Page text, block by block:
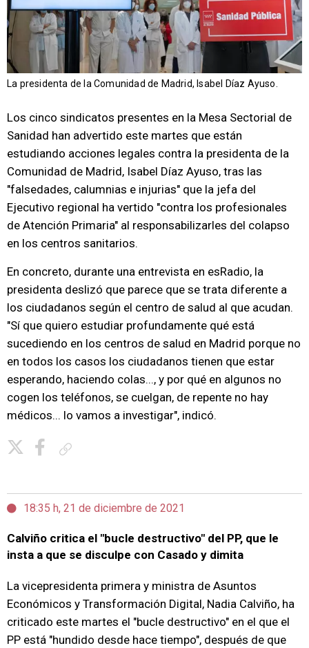
La presidenta de la Comunidad de Madrid, Isabel Díaz Ayuso.
Los cinco sindicatos presentes en la Mesa Sectorial de
Sanidad han advertido este martes que están
estudiando acciones legales contra la presidenta de la
Comunidad de Madrid, Isabel Díaz Ayuso, tras las
"falsedades, calumnias e injurias" que la jefa del
Ejecutivo regional ha vertido "contra los profesionales
de Atención Primaria" al responsabilizarles del colapso
en los centros sanitarios.
En concreto, durante una entrevista en esRadio, la
presidenta deslizó que parece que se trata diferente a
los ciudadanos según el centro de salud al que acudan.
"Sí que quiero estudiar profundamente qué está
sucediendo en los centros de salud en Madrid porque no
en todos los casos los ciudadanos tienen que estar
esperando, haciendo colas..., y por qué en algunos no
cogen los teléfonos, se cuelgan, de repente no hay
médicos... lo vamos a investigar", indicó.
18:35 h, 21 de diciembre de 2021
Calviño critica el "bucle destructivo" del PP, que le
insta a que se disculpe con Casado y dimita
La vicepresidenta primera y ministra de Asuntos
Económicos y Transformación Digital, Nadia Calviño, ha
criticado este martes el "bucle destructivo" en el que el
PP está "hundido desde hace tiempo", después de que